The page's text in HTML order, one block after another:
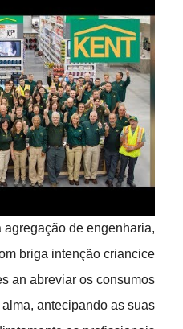
de engenharia,
briga intenção criancice
an abreviar os consumos
antecipando as suas